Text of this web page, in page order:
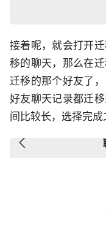
接着呢，就会打开
移的聊天，那么在
迁移的那个好友了
好友聊天记录都迁
间比较长，选择完